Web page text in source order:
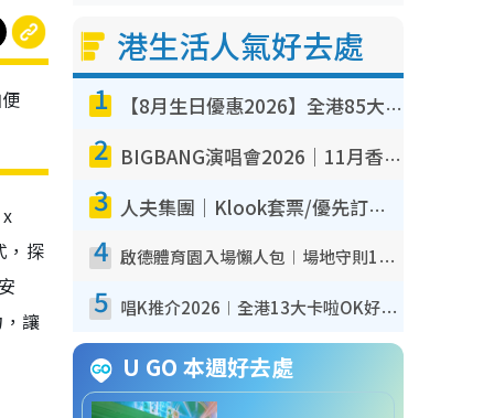
，探
讓
港生活人氣好去處
1 【8月生日優惠2026】全港85大食買玩著數攻略 自助餐/火鍋放題同行免費＋誠品/DONKI送現金券
2 BIGBANG演唱會2026｜11月香港啟德開3場！實名制VIP申請、優先購票攻略
3 人夫集團｜Klook套票/優先訂票/公開發售搶飛攻略！附票價.購票連結.場地座位表
4 啟德體育園入場懶人包︱場地守則12違禁品不可進場准帶細水樽但全場禁樽蓋！應援牌有限制！
5 唱K推介2026︱全港13大卡啦OK好去處！最平$36起 日文K都有！(附地址+收費詳情)
U GO 本週好去處